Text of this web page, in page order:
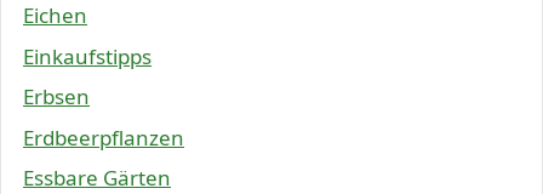
Eichen
Einkaufstipps
Erbsen
Erdbeerpflanzen
Essbare Gärten